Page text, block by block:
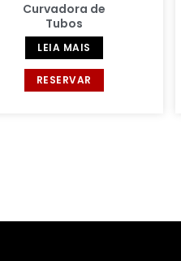
Curvadora de
Tubos
LEIA MAIS
RESERVAR